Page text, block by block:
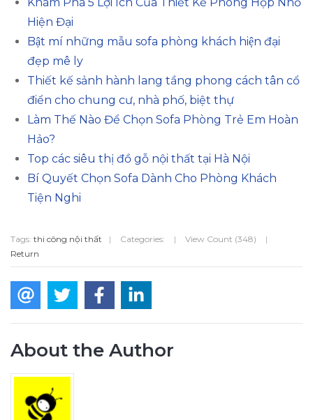
Hiện Đại
Bật mí những mẫu sofa phòng khách hiện đại
đẹp mê ly
Thiết kế sảnh hành lang tầng phong cách tân cổ
điển cho chung cư, nhà phố, biệt thự
Làm Thế Nào Để Chọn Sofa Phòng Trẻ Em Hoàn
Hảo?
Top các siêu thị đồ gỗ nội thất tại Hà Nội
Bí Quyết Chọn Sofa Dành Cho Phòng Khách
Tiện Nghi
Tags: thi công nội thất | Categories: | View Count (348)
|
Return
About the Author